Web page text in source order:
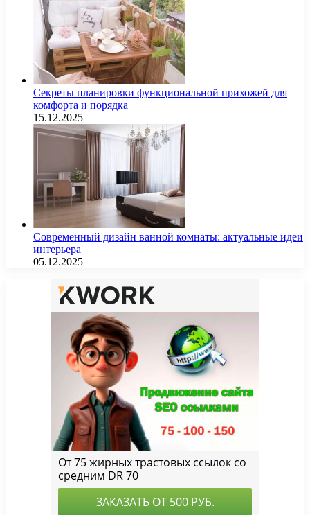
Секреты планировки функциональной прихожей для
комфорта и порядка
15.12.2025
Современный дизайн ванной комнаты: актуальные идеи
интерьера
05.12.2025